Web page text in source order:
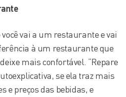
vai a um restaurante e vai
à um restaurante que
mais confortável. “Repare
se ela traz mais
e preços das bebidas, e